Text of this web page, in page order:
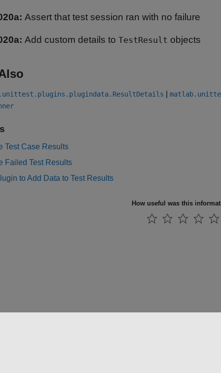
Assert that test session ran with no failure
Add custom details to TestResult objects
Test Case Results
Failed Test Results
to Add Data to Test Results
How useful was this